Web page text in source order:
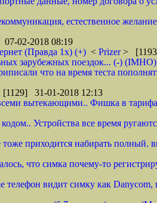
естественное
02-2018 08:19
(Правда 1х) (+) < Prizer>
зарубежных поездок... (-) (IMHO)
что на время теста
31-01-2018 12:13
вытекающими.. Фишка в
Устройства все время
приходится набирать полный.
что симка почему-то
видит симку как Danycom,